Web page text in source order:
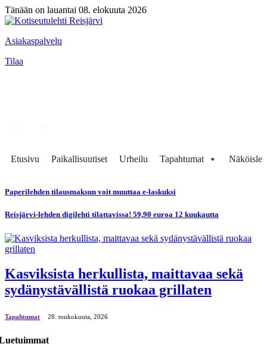
Tänään on lauantai 08. elokuuta 2026
Asiakaspalvelu
Tilaa
Etusivu Paikallisuutiset Urheilu Tapahtumat
Paperilehden tilausmaksun voit muuttaa e-laskuksi
Reisjärvi-lehden digilehti tilattavissa! 59,90 euroa 12 kuukautta
Kasviksista herkullista, maittavaa sekä
sydänystävällistä ruokaa grillaten
Tapahtumat 28. toukokuuta, 2026